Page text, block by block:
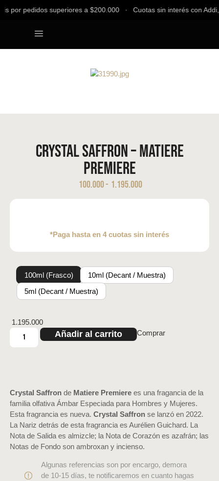
por pedidos superiores a $200.000 ∙ Cuotas sin interés con
Crystal Saffron – Matiere
Premiere
100.000- 1.195.000
*Paga hasta en 4 cuotas sin interés
100ml (Frasco)
10ml (Decant / Muestra)
5ml (Decant / Muestra)
1.195.000
Añadir al carrito Comprar
Crystal Saffron de Matiere Premiere es una fragancia de la
familia olfativa Ámbar Especiada para Hombres y Mujeres.
Esta fragrancia es nueva. Crystal Saffron se lanzó en 2022.
La Nariz detrás de esta fragrancia es Aurélien Guichard. La
Nota de Salida es almizcle; la Nota de Corazón es azafrán; las
Notas de Fondo son ambroxan y incienso.
Algunas referencias son por encargo, demora
de 10-15 días, te notificaremos en cuanto hagas